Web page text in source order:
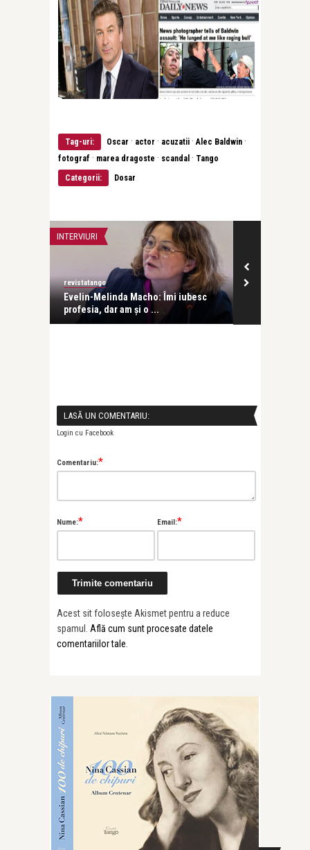
Tag-uri: Oscar · actor · acuzatii · Alec Baldwin ·
fotograf · marea dragoste · scandal · Tango
Categorii:
Dosar
INTERVIURI
revistatango
Evelin-Melinda Macho: Îmi iubesc
profesia, dar am și o ...
LASĂ UN COMENTARIU:
Login cu Facebook
Comentariu:*
Nume:* Email:*
Acest sit folosește Akismet pentru a reduce
spamul. Află cum sunt procesate datele
comentariilor tale